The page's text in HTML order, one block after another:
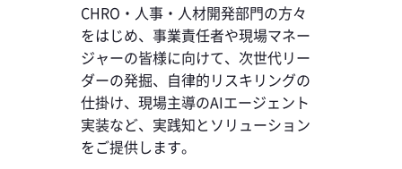
CHRO・人事・人材開発部門の方々
をはじめ、事業責任者や現場マネー
ジャーの皆様に向けて、次世代リー
ダーの発掘、自律的リスキリングの
仕掛け、現場主導のAIエージェント
実装など、実践知とソリューション
をご提供します。